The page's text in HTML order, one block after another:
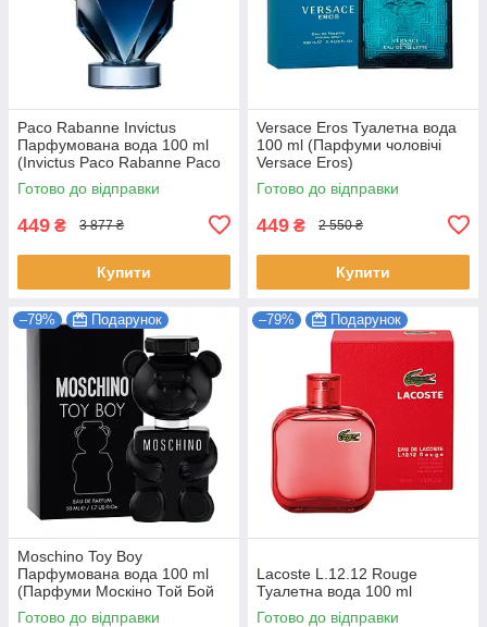
Paco Rabanne Invictus
Парфумована вода 100 ml
(Invictus Pаco Rabanne Paco
Пако Рабан Парфуми від
Paco Rabanne)
Готово до відправки
449 ₴ 3 877 ₴
Купити
Versace Eros Туалетна вода
100 ml (Парфуми чоловічі
Versace Eros)
Готово до відправки
449 ₴ 2 550 ₴
Купити
–79% Подарунок
Moschino Toy Boy
Парфумована вода 100 ml
(Парфуми Москіно Той Бой
Чоловічі EDP)
Готово до відправки
–79% Подарунок
Lacoste L.12.12 Rouge
Туалетна вода 100 ml
Готово до відправки